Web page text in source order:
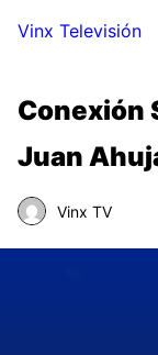
Vinx Televisión
Conexión
Juan
Vinx TV